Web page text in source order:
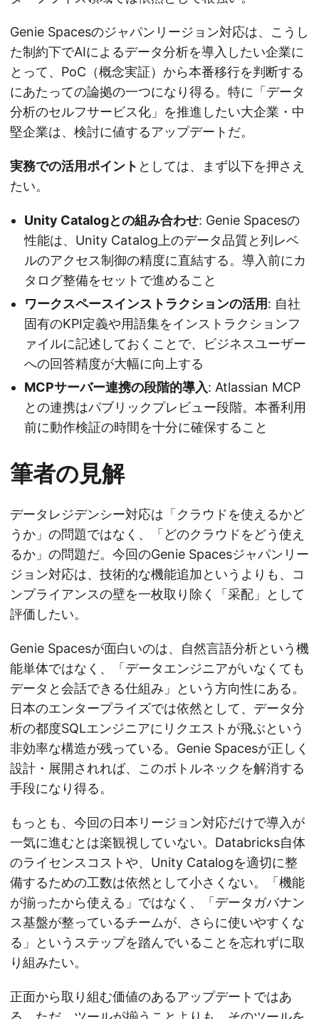
Genie Spacesのジャパンリージョン対応は、こうし
た制約下でAIによるデータ分析を導入したい企業に
とって、PoC（概念実証）から本番移行を判断する
にあたっての論拠の一つになり得る。特に「データ
分析のセルフサービス化」を推進したい大企業・中
堅企業は、検討に値するアップデートだ。
実務での活用ポイント としては、まず以下を押さえ
たい。
Unity Catalogとの組み合わせ: Genie Spacesの
性能は、Unity Catalog上のデータ品質と列レベ
ルのアクセス制御の精度に直結する。導入前にカ
タログ整備をセットで進めること
ワークスペースインストラクションの活用: 自社
固有のKPI定義や用語集をインストラクションフ
ァイルに記述しておくことで、ビジネスユーザー
への回答精度が大幅に向上する
MCPサーバー連携の段階的導入: Atlassian MCP
との連携はパブリックプレビュー段階。本番利用
前に動作検証の時間を十分に確保すること
筆者の見解
データレジデンシー対応は「クラウドを使えるかど
うか」の問題ではなく、「どのクラウドをどう使え
るか」の問題だ。今回のGenie Spacesジャパンリー
ジョン対応は、技術的な機能追加というよりも、コ
ンプライアンスの壁を一枚取り除く「采配」として
評価したい。
Genie Spacesが面白いのは、自然言語分析という機
能単体ではなく、「データエンジニアがいなくても
データと会話できる仕組み」という方向性にある。
日本のエンタープライズでは依然として、データ分
析の都度SQLエンジニアにリクエストが飛ぶという
非効率な構造が残っている。Genie Spacesが正しく
設計・展開されれば、このボトルネックを解消する
手段になり得る。
もっとも、今回の日本リージョン対応だけで導入が
一気に進むとは楽観視していない。Databricks自体
のライセンスコストや、Unity Catalogを適切に整
備するための工数は依然として小さくない。「機能
が揃ったから使える」ではなく、「データガバナン
ス基盤が整っているチームが、さらに使いやすくな
る」というステップを踏んでいることを忘れずに取
り組みたい。
正面から取り組む価値のあるアップデートではあ